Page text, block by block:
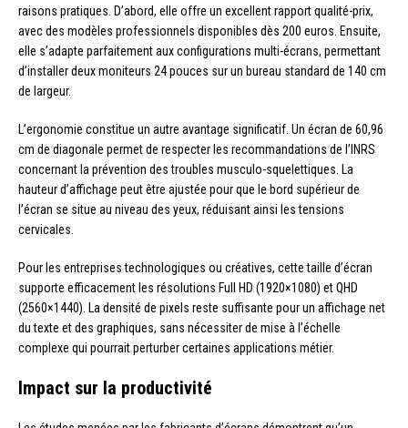
raisons pratiques. D’abord, elle offre un excellent rapport qualité-prix,
avec des modèles professionnels disponibles dès 200 euros. Ensuite,
elle s’adapte parfaitement aux configurations multi-écrans, permettant
d’installer deux moniteurs 24 pouces sur un bureau standard de 140 cm
de largeur.
L’ergonomie constitue un autre avantage significatif. Un écran de 60,96
cm de diagonale permet de respecter les recommandations de l’INRS
concernant la prévention des troubles musculo-squelettiques. La
hauteur d’affichage peut être ajustée pour que le bord supérieur de
l’écran se situe au niveau des yeux, réduisant ainsi les tensions
cervicales.
Pour les entreprises technologiques ou créatives, cette taille d’écran
supporte efficacement les résolutions Full HD (1920×1080) et QHD
(2560×1440). La densité de pixels reste suffisante pour un affichage net
du texte et des graphiques, sans nécessiter de mise à l’échelle
complexe qui pourrait perturber certaines applications métier.
Impact sur la productivité